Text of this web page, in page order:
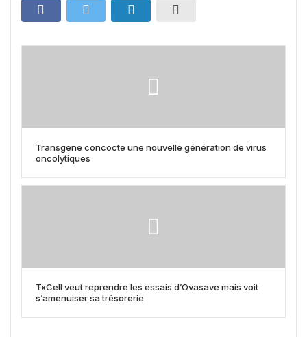
Transgene concocte une nouvelle génération de virus
oncolytiques
TxCell veut reprendre les essais d’Ovasave mais voit
s’amenuiser sa trésorerie